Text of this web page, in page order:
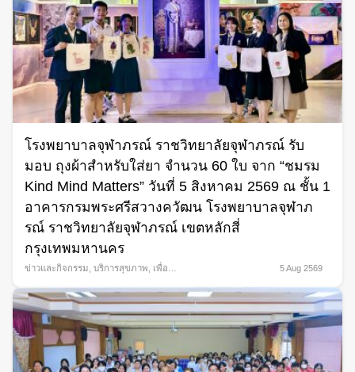
โรงพยาบาลจุฬาภรณ์ ราชวิทยาลัยจุฬาภรณ์ รับ
มอบ ถุงผ้าสำหรับใส่ยา จำนวน 60 ใบ จาก “ชมรม
Kind Mind Matters” วันที่ 5 สิงหาคม 2569 ณ ชั้น 1
อาคารกรมพระศรีสวางควัฒน โรงพยาบาลจุฬาภ
รณ์ ราชวิทยาลัยจุฬาภรณ์ เขตหลักสี่
กรุงเทพมหานคร
ข่าวและกิจกรรม บริการสุขภาพ
เพื่อ
5 Aug 2569